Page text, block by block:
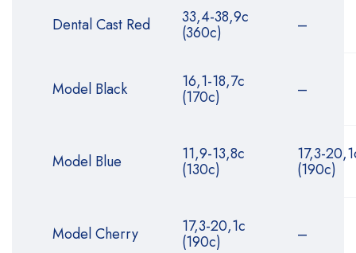
Dental Cast Red 33,4-38,9с
(360с) –
Model Black 16,1-18,7с
(170с) –
Model Blue 11,9-13,8с
(130с)
17,3-
(190с)
Model Cherry 17,3-20,1с
(190с) –